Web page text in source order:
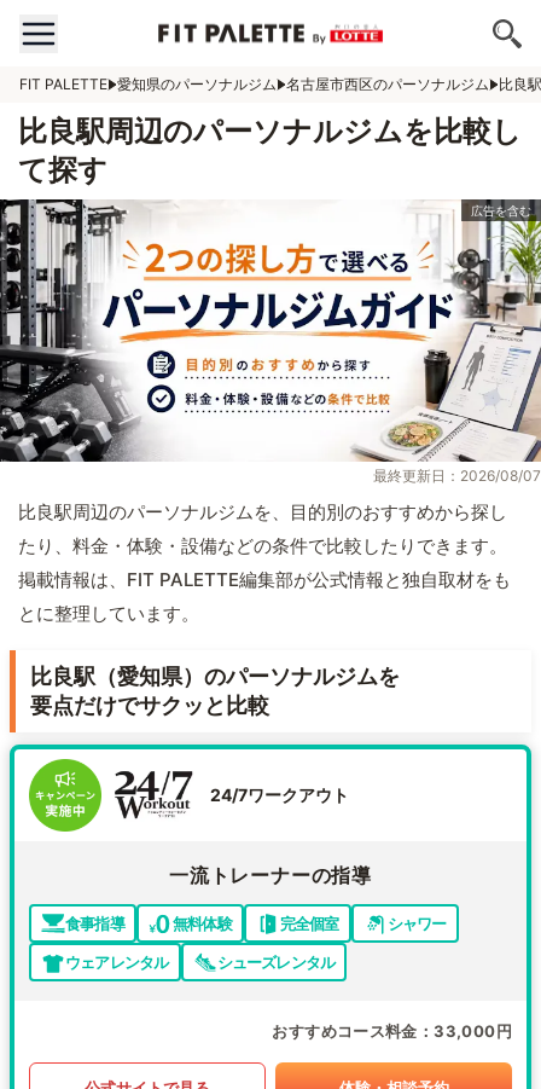
FIT PALETTE 愛知県のパーソナルジム 名古屋市西区のパーソナルジム 比良
比良駅周辺のパーソナルジムを比較し
て探す
最終更新日：2026/08/07
比良駅周辺のパーソナルジムを、目的別のおすすめから探し
たり、料金・体験・設備などの条件で比較したりできます。
掲載情報は、FIT PALETTE編集部が公式情報と独自取材をも
とに整理しています。
比良駅（愛知県）のパーソナルジムを
要点だけでサクッと比較
24/7ワークアウト
一流トレーナーの指導
食事指導 無料体験 完全個室
シャワー
ウェアレンタル
シューズレンタル
おすすめコース料金 33,000円